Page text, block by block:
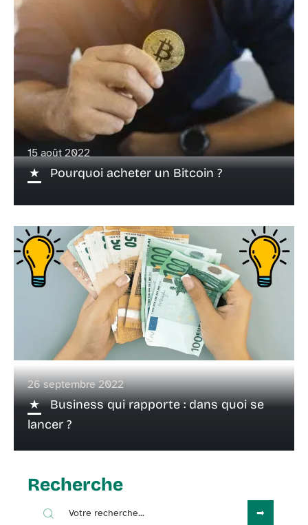
15 août 2022
Pourquoi acheter un Bitcoin ?
26 septembre 2022
Business qui rapporte : dans quoi se
lancer ?
Recherche